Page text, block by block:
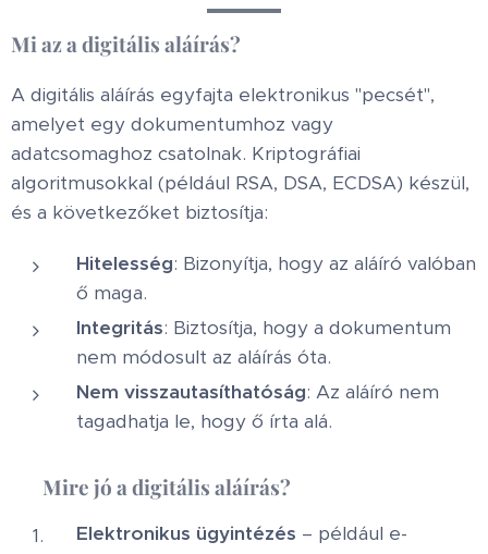
Mi az a digitális aláírás?
A digitális aláírás egyfajta elektronikus "pecsét",
amelyet egy dokumentumhoz vagy
adatcsomaghoz csatolnak. Kriptográfiai
algoritmusokkal (például RSA, DSA, ECDSA) készül,
és a következőket biztosítja:
Hitelesség: Bizonyítja, hogy az aláíró valóban
ő maga.
Integritás: Biztosítja, hogy a dokumentum
nem módosult az aláírás óta.
Nem visszautasíthatóság: Az aláíró nem
tagadhatja le, hogy ő írta alá.
Mire jó a digitális aláírás?
Elektronikus ügyintézés – például e-